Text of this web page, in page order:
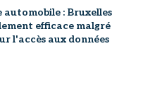
automobile : Bruxelles
efficace malgré
l'accès aux données